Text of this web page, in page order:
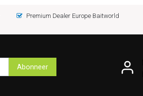
Premium Dealer Europe Baitworld
Abonneer